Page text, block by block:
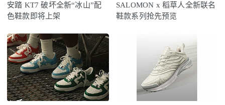
安踏 KT7 破坏全新“冰山”配
色鞋款即将上架
SALOMON x 稻草人全新联名
鞋款系列抢先预览